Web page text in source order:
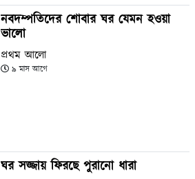
নবদম্পতিদের শোবার ঘর যেমন হওয়া
ভালো
প্রথম আলো
৯ মাস আগে
ঘর সজ্জায় ফিরছে পুরানো ধারা